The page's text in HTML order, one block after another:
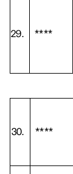
29. ****
30. ****